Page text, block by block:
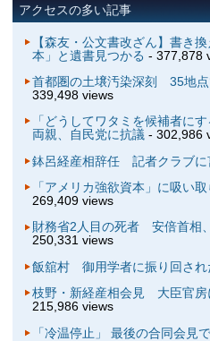
アクセスの多い記事
【森友・公文書改ざん】書き
本」と遺書見つかる - 377,878
首都圏の土壌汚染深刻 35地
339,498 views
「どうしてワタミを候補者に
両親、自民党に抗議- 302,986
鉢呂経産相辞任 記者クラブに
「アメリカ強欲資本」に吸い
269,409 views
財務省2人目の死者 安倍首相
250,331 views
飯舘村 御用学者に振り回され
枝野・新経産相会見 大臣官房
215,986 views
「冷温停止」 最後の合同会見